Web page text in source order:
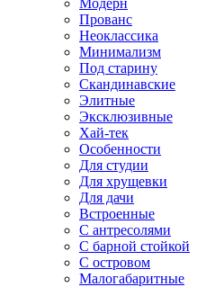
Модерн
Прованс
Неоклассика
Минимализм
Под старину
Скандинавские
Элитные
Эксклюзивные
Хай-тек
Особенности
Для студии
Для хрущевки
Для дачи
Встроенные
С антресолями
С барной стойкой
С островом
Малогабаритные